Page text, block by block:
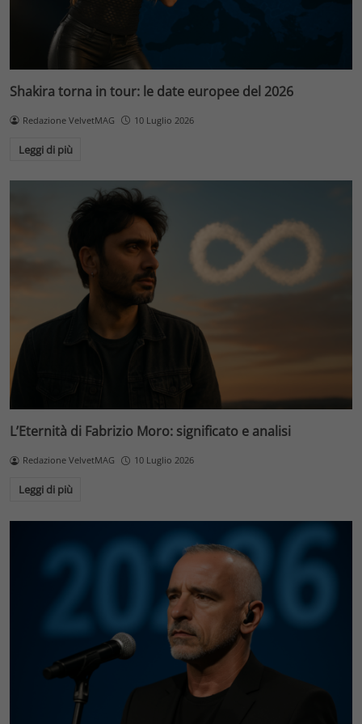
Shakira torna in tour: le date europee del 2026
Redazione VelvetMAG 10 Luglio 2026
Leggi di più
L’Eternità di Fabrizio Moro: significato e analisi
Redazione VelvetMAG 10 Luglio 2026
Leggi di più